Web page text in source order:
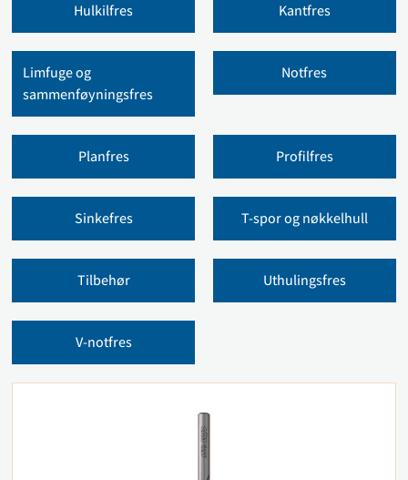
Hulkilfres Kantfres
Limfuge og
sammenføyningsfres
Notfres
Planfres Profilfres
Sinkefres T-spor og nøkkelhull
Tilbehør Uthulingsfres
V-notfres